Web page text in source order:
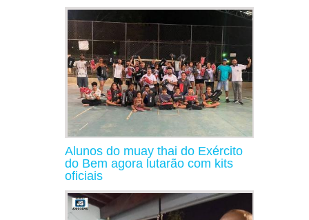
Alunos do muay thai do Exército
do Bem agora lutarão com kits
oficiais